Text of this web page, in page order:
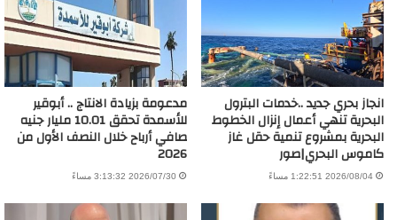
انجاز بحري جديد ..خدمات البترول
البحرية تنهي أعمال إنزال الخطوط
البحرية بمشروع تنمية حقل غاز
كاموس البحري|صور
2026/08/04 1:22:51 مساءً
مدعومة بزيادة الانتاج .. أبوقير
للأسمدة تحقق 10.01 مليار جنيه
صافي أرباح خلال النصف الأول من
2026
2026/07/30 3:13:32 مساءً